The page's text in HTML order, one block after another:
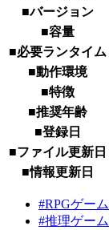
■バージョン
■容量
■必要ランタイム
■動作環境
■特徴
■推奨年齢
■登録日
■ファイル更新日
■情報更新日
#RPGゲーム
#推理ゲーム